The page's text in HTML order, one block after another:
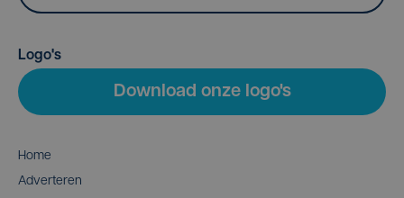
Logo's
Download onze logo's
Home
Adverteren